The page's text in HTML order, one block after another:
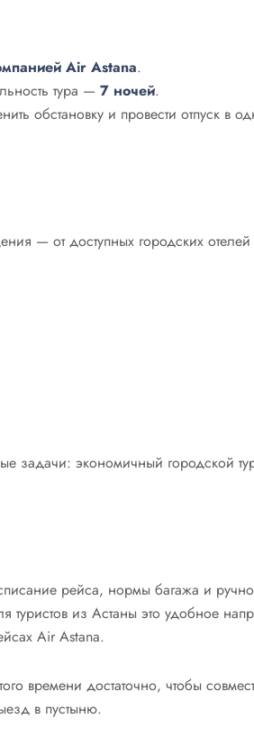
Air Astana.
тура — 7 ночей.
обстановку и провести отпуск в
— от доступных городских
задачи: экономичный городской
рейса, нормы багажа и
из Астаны это удобное
Air Astana.
времени достаточно, чтобы
в пустыню.